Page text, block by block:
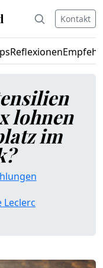
Kontakt
Reflexionen
lohnen
im
Leclerc